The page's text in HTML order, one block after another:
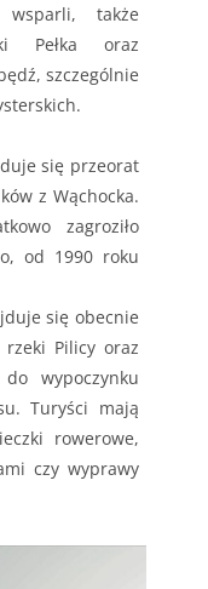
wsparli, także
Pełka oraz
szczególnie
się przeorat
z Wąchocka.
zagroziło
od 1990 roku
się obecnie
rzeki Pilicy oraz
do wypoczynku
Turyści mają
rowerowe,
czy wyprawy